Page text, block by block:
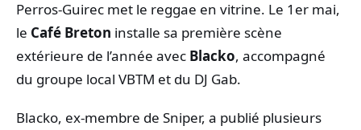
Perros‑Guirec met le reggae en vitrine. Le 1er mai,
le Café Breton installe sa première scène
extérieure de l’année avec Blacko, accompagné
du groupe local VBTM et du DJ Gab.
Blacko, ex‑membre de Sniper, a publié plusieurs